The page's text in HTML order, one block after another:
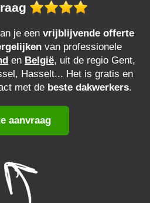
je een vrijblijvende offerte
van professionele
en België, uit de regio Gent,
Hasselt... Het is gratis en
met de beste dakwerkers.
aanvraag